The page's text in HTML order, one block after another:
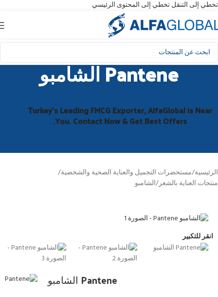
تخطي إلى التنقلتخطي إلى المحتوى الرئيسي
Pantene الشامبو
Turkey’s Leading FMCG Exporter, AlfaGlobal is Near
You. Contact Now & Get Best Offers.
الرئيسية/مستحضرات التجميل والعناية الصحية والشخصية/
منتجات العناية بالشعر/الشامبو
انقر للتكبير
Pantene الشامبو